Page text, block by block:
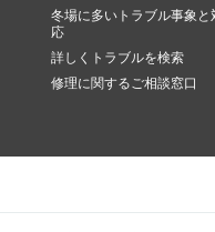
冬場に多いトラブル事象と
応
詳しくトラブルを検索
修理に関するご相談窓口